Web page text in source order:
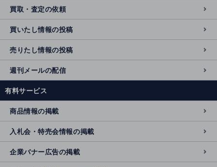
買取・査定の依頼
買いたし情報の投稿
売りたし情報の投稿
週刊メールの配信
有料サービス
商品情報の掲載
入札会・特売会情報の掲載
企業バナー広告の掲載